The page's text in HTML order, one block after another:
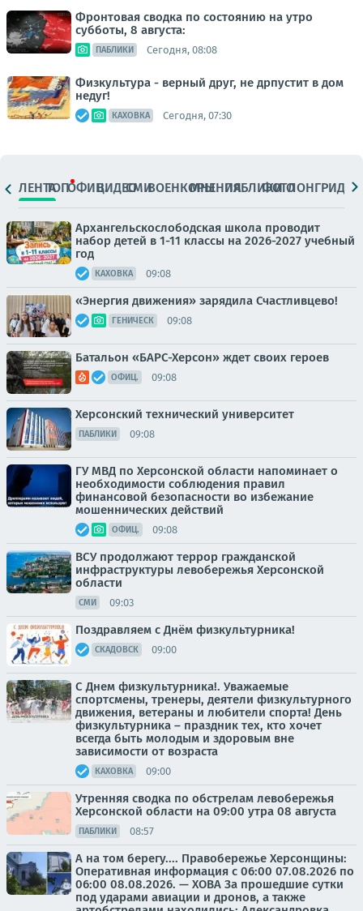
Фронтовая сводка по состоянию на утро
субботы, 8 августа:
ПАБЛИКИ Сегодня, 08:08
Физкультура - верный друг, не дрпустит в дом
недуг!
КАХОВКА Сегодня, 07:30
ЛЕНТАТОПОФИЦ.ВИДЕОСМИВОЕНКОРЫМНЕНИЯПАБЛИКИ
ФОТОЛОНГРИДЫ
Архангельскослободская школа проводит
набор детей в 1-11 классы на 2026-2027 учебный
год
КАХОВКА 09:08
«Энергия движения» зарядила Счастливцево!
ГЕНИЧЕСК 09:08
Батальон «БАРС-Херсон» ждет своих героев
ОФИЦ. 09:08
Херсонский технический университет
ПАБЛИКИ 09:08
ГУ МВД по Херсонской области напоминает о
необходимости соблюдения правил
финансовой безопасности во избежание
мошеннических действий
ОФИЦ. 09:08
ВСУ продолжают террор гражданской
инфраструктуры левобережья Херсонской
области
СМИ 09:03
Поздравляем с Днём физкультурника!
СКАДОВСК 09:00
С Днем физкультурника!. Уважаемые
спортсмены, тренеры, деятели физкультурного
движения, ветераны и любители спорта! День
физкультурника – праздник тех, кто хочет
всегда быть молодым и здоровым вне
зависимости от возраста
КАХОВКА 09:00
Утренняя сводка по обстрелам левобережья
Херсонской области на 09:00 утра 08 августа
ПАБЛИКИ 08:57
А на том берегу.... Правобережье Херсонщины:
Оперативная информация с 06:00 07.08.2026 по
06:00 08.08.2026. — ХОВА За прошедшие сутки
под ударами авиации и дронов, а также